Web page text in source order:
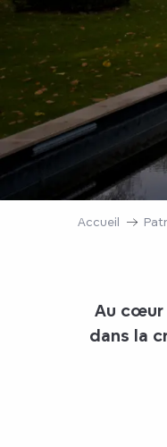
Accueil
Au cœur
dans la